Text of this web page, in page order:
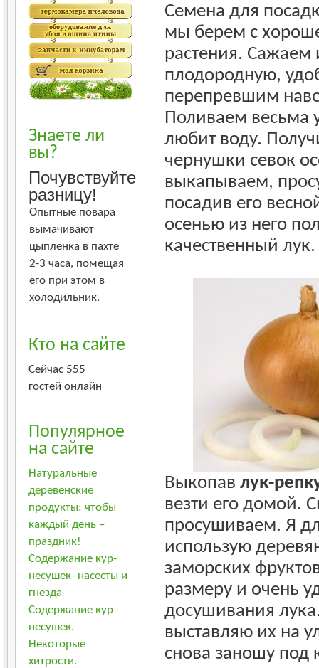
Знаете ли
вы?
Почувствуйте
разницу!
Опытные повара
вымачивают
цыпленка в пахте
2-3 часа, помещая
его при этом в
холодильник.
Кто на сайте
Сейчас 555
гостей онлайн
Популярное
на сайте
Натуральные
деревенские
продукты: чтобы
каждый день –
праздник!
Содержание кур-
несушек- насесты и
гнезда
Содержание кур-
несушек.
Некоторые
хитрости.
Семена для
мы берем с
растения. Сажаем
плодородную,
перепревшим
Поливаем весьма
любит воду.
чернушки севок
выкапываем,
посадив его
осенью из него
качественный лук.
Выкопав лук-
везти его домой.
просушиваем. Я
использую
заморских
размеру и очень
досушивания
выставляю их на
снова заношу под